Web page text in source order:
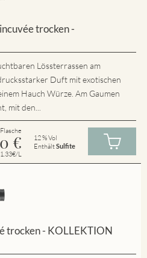
trocken -
Lössterrassen am
Duft mit exotischen
Hauch Würze. Am Gaumen
mit den...
€
L
12 % Vol
EnthältSulfite
trocken - KOLLEKTION